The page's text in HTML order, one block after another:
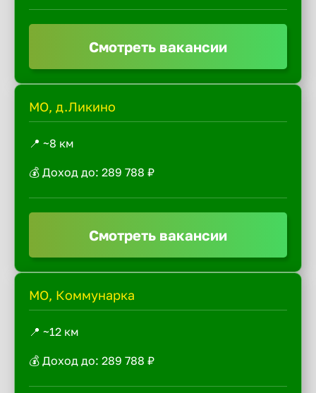
Смотреть вакансии
МО, д.Ликино
📍 ~8 км
💰 Доход до: 289 788 ₽
Смотреть вакансии
МО, Коммунарка
📍 ~12 км
💰 Доход до: 289 788 ₽